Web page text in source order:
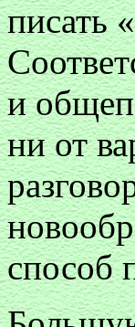
писать
и
ни от
способ